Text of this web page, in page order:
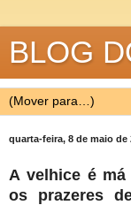
BLOG
quarta-feira, 8 de maio de
A velhice é
os prazeres